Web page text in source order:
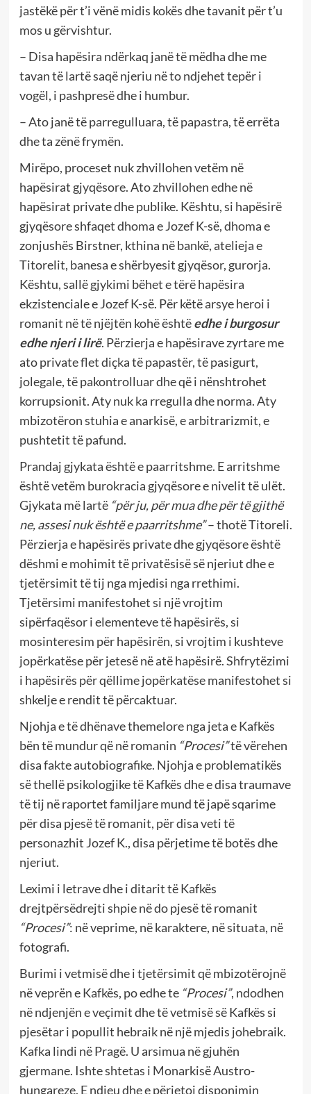
jastëkë për t’i vënë midis kokës dhe tavanit për t’u
mos u gërvishtur.
– Disa hapësira ndërkaq janë të mëdha dhe me
tavan të lartë saqë njeriu në to ndjehet tepër i
vogël, i pashpresë dhe i humbur.
– Ato janë të parregulluara, të papastra, të errëta
dhe ta zënë frymën.
Mirëpo, proceset nuk zhvillohen vetëm në
hapësirat gjyqësore. Ato zhvillohen edhe në
hapësirat private dhe publike. Kështu, si hapësirë
gjyqësore shfaqet dhoma e Jozef K-së, dhoma e
zonjushës Birstner, kthina në bankë, atelieja e
Titorelit, banesa e shërbyesit gjyqësor, gurorja.
Kështu, sallë gjykimi bëhet e tërë hapësira
ekzistenciale e Jozef K-së. Për këtë arsye heroi i
romanit në të njëjtën kohë ështëedhe i burgosur
edhe njeri i lirë. Përzierja e hapësirave zyrtare me
ato private flet diçka të papastër, të pasigurt,
jolegale, të pakontrolluar dhe që i nënshtrohet
korrupsionit. Aty nuk ka rregulla dhe norma. Aty
mbizotëron stuhia e anarkisë, e arbitrarizmit, e
pushtetit të pafund.
Prandaj gjykata është e paarritshme. E arritshme
është vetëm burokracia gjyqësore e nivelit të ulët.
Gjykata më lartë “për ju, për mua dhe për të gjithë
ne, assesi nuk është e paarritshme”– thotë Titoreli.
Përzierja e hapësirës private dhe gjyqësore është
dëshmi e mohimit të privatësisë së njeriut dhe e
tjetërsimit të tij nga mjedisi nga rrethimi.
Tjetërsimi manifestohet si një vrojtim
sipërfaqësor i elementeve të hapësirës, si
mosinteresim për hapësirën, si vrojtim i kushteve
jopërkatëse për jetesë në atë hapësirë. Shfrytëzimi
i hapësirës për qëllime jopërkatëse manifestohet si
shkelje e rendit të përcaktuar.
Njohja e të dhënave themelore nga jeta e Kafkës
bën të mundur që në romanin “Procesi”të vërehen
disa fakte autobiografike. Njohja e problematikës
së thellë psikologjike të Kafkës dhe e disa traumave
të tij në raportet familjare mund të japë sqarime
për disa pjesë të romanit, për disa veti të
personazhit Jozef K., disa përjetime të botës dhe
njeriut.
Leximi i letrave dhe i ditarit të Kafkës
drejtpërsëdrejti shpie në do pjesë të romanit
“Procesi”: në veprime, në karaktere, në situata, në
fotografi.
Burimi i vetmisë dhe i tjetërsimit që mbizotërojnë
në veprën e Kafkës, po edhe te “Procesi”, ndodhen
në ndjenjën e veçimit dhe të vetmisë së Kafkës si
pjesëtar i popullit hebraik në një mjedis johebraik.
Kafka lindi në Pragë. U arsimua në gjuhën
gjermane. Ishte shtetas i Monarkisë Austro-
hungareze. E ndjeu dhe e përjetoi disponimin